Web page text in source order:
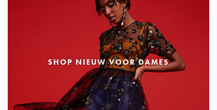
SHOP NIEUW VOOR DAMES